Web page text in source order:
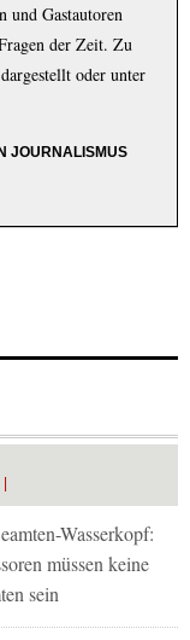
und Gastautoren
der Zeit. Zu
oder unter
JOURNALISMUS
Wasserkopf:
müssen keine
sein